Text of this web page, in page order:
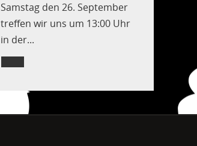
Samstag den 26. September
treffen wir uns um 13:00 Uhr
in der...